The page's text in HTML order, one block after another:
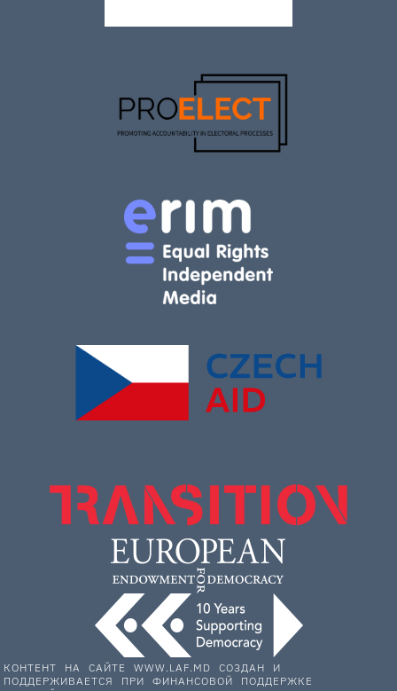
КОНТЕНТ НА САЙТЕ WWW.LAF.MD СОЗДАН И
ПОДДЕРЖИВАЕТСЯ ПРИ ФИНАНСОВОЙ ПОДДЕРЖКЕ